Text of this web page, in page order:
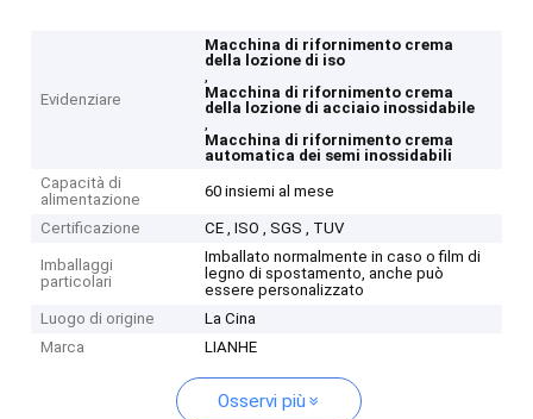
Evidenziare
Macchina di rifornimento crema
della lozione di iso
,
Macchina di rifornimento crema
della lozione di acciaio inossidabile
,
Macchina di rifornimento crema
automatica dei semi inossidabili
Capacità di
alimentazione
60 insiemi al mese
Certificazione CE , ISO , SGS , TUV
Imballaggi
particolari
Imballato normalmente in caso o film di
legno di spostamento, anche può
essere personalizzato
Luogo di origine
La Cina
Marca
LIANHE
Osservi più